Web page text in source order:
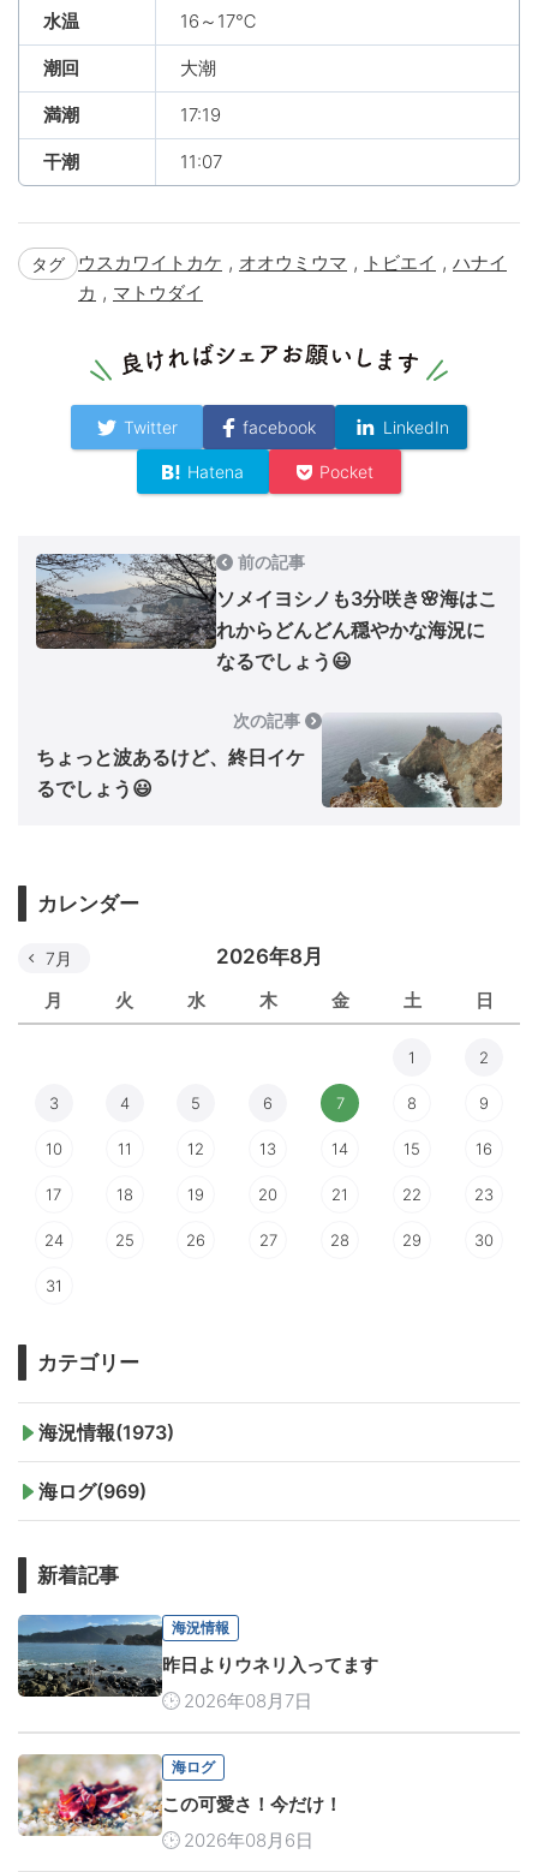
水温 16～17℃
潮回 大潮
満潮 17:19
干潮 11:07
タグ ウスカワイトカケ , オオウミウマ , トビエイ , ハナイ
カ , マトウダイ
Twitter facebook LinkedIn
Hatena Pocket
前の記事
ソメイヨシノも3分咲き🌸海はこ
れからどんどん穏やかな海況に
なるでしょう😃
次の記事
ちょっと波あるけど、終日イケ
るでしょう😃
カレンダー
2026年8月
月 火 水 木 金 土 日
7月
1 2
3 4 5 6 7 8 9
10 11 12 13 14 15 16
17 18 19 20 21 22 23
24 25 26 27 28 29 30
31
カテゴリー
海況情報(1973)
海ログ(969)
新着記事
海況情報
昨日よりウネリ入ってます
2026年08月7日
海ログ
この可愛さ！今だけ！
2026年08月6日